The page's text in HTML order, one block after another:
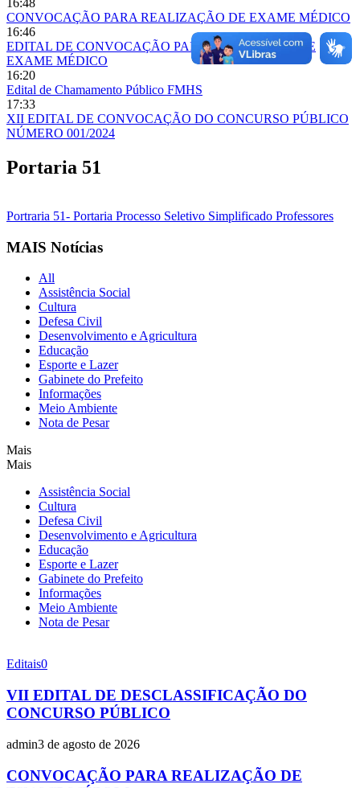
16:48
CONVOCAÇÃO PARA REALIZAÇÃO DE EXAME MÉDICO
16:46
EDITAL DE CONVOCAÇÃO PARA REALIZAÇÃO DE
EXAME MÉDICO
16:20
Edital de Chamamento Público FMHS
17:33
XII EDITAL DE CONVOCAÇÃO DO CONCURSO PÚBLICO
NÚMERO 001/2024
Portaria 51
Portraria 51- Portaria Processo Seletivo Simplificado Professores
MAIS Notícias
All
Assistência Social
Cultura
Defesa Civil
Desenvolvimento e Agricultura
Educação
Esporte e Lazer
Gabinete do Prefeito
Informações
Meio Ambiente
Nota de Pesar
Mais
Mais
Assistência Social
Cultura
Defesa Civil
Desenvolvimento e Agricultura
Educação
Esporte e Lazer
Gabinete do Prefeito
Informações
Meio Ambiente
Nota de Pesar
Editais0
VII EDITAL DE DESCLASSIFICAÇÃO DO
CONCURSO PÚBLICO
admin3 de agosto de 2026
CONVOCAÇÃO PARA REALIZAÇÃO DE